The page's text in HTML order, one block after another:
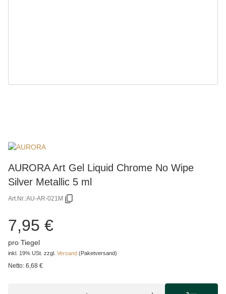
AURORA Art Gel Liquid Chrome No Wipe
Silver Metallic 5 ml
Art.Nr.:AU-AR-021M
7,95 €
pro Tiegel
inkl. 19% USt. zzgl. Versand (Paketversand)
Netto: 6,68 €